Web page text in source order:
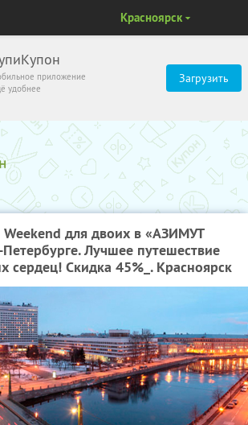
приложение
удобнее
Загрузить
Красноярск
Weekend для двоих в «АЗИМУТ
Лучшее путешествие
сердец! Скидка 45%_. Красноярск